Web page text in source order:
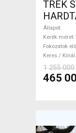
TREK
M/L
ELADÓ
Állapot
Kerék méret
Fokozatok
Keres / Kínál
1 255 000
465